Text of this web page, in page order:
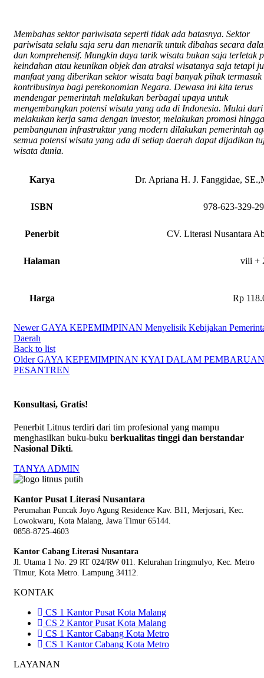
Membahas sektor pariwisata seperti tidak ada batasnya. Sektor
pariwisata selalu saja seru dan menarik untuk dibahas secara
dan komprehensif. Mungkin daya tarik wisata bukan saja terletak
keindahan atau keunikan objek dan atraksi wisatanya saja tetapi
manfaat yang diberikan sektor wisata bagi banyak pihak termasuk
kontribusinya bagi perekonomian Negara. Dewasa ini kita terus
mendengar pemerintah melakukan berbagai upaya untuk
mengembangkan potensi wisata yang ada di Indonesia. Mulai dari
melakukan kerja sama dengan investor, melakukan promosi hingga
pembangunan infrastruktur yang modern dilakukan pemerintah
semua potensi wisata yang ada di setiap daerah dapat dijadikan
wisata dunia.
Karya Dr. Apriana H. J. Fanggidae,
ISBN 978-623-329-
Penerbit CV. Literasi Nusantara
Halaman viii +
Harga Rp
Newer GAYA KEPEMIMPINAN Menyelisik Kebijakan
Daerah
Back to list
Older GAYA KEPEMIMPINAN KYAI DALAM PEMBARUAN
PESANTREN
Konsultasi, Gratis!
Penerbit Litnus terdiri dari tim profesional yang mampu
menghasilkan buku-buku berkualitas tinggi dan berstandar
Nasional Dikti.
TANYA ADMIN
Kantor Pusat Literasi Nusantara
Perumahan Puncak Joyo Agung Residence Kav. B11, Merjosari, Kec.
Lowokwaru, Kota Malang, Jawa Timur 65144.
0858-8725-4603
Kantor Cabang Literasi Nusantara
Jl. Utama 1 No. 29 RT 024/RW 011. Kelurahan Iringmulyo, Kec. Metro
Timur, Kota Metro. Lampung 34112.
KONTAK
CS 1 Kantor Pusat Kota Malang
CS 2 Kantor Pusat Kota Malang
CS 1 Kantor Cabang Kota Metro
CS 1 Kantor Cabang Kota Metro
LAYANAN